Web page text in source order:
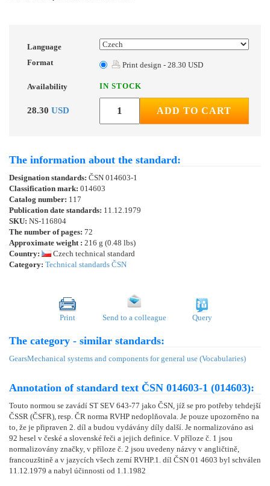
Language
Format
Print design - 28.30 USD
Availability IN STOCK
28.30 USD ADD TO CART
The information about the standard:
Designation standards: ČSN 014603-1
Classification mark: 014603
Catalog number: 117
Publication date standards: 11.12.1979
SKU: NS-116804
The number of pages: 72
Approximate weight : 216 g (0.48 lbs)
Country:
Czech technical standard
Category: Technical standards ČSN
Print Send to a colleague Query
The category - similar standards:
GearsMechanical systems and components for general use (Vocabularies)
Annotation of standard text ČSN 014603-1 (014603):
Touto normou se zavádí ST SEV 643-77 jako ČSN, jíž se pro potřeby tehdejší
ČSSR (ČSFR), resp. ČR norma RVHP nedoplňovala. Je pouze upozorněno na
to, že je připraven 2. díl a budou vydávány díly další. Je normalizováno asi
92 hesel v české a slovenské řeči a jejich definice. V příloze č. 1 jsou
normalizovány značky, v příloze č. 2 jsou uvedeny názvy v angličtině,
francouzštině a v jazycích všech zemí RVHP.1. díl ČSN 01 4603 byl schválen
11.12.1979 a nabyl účinnosti od 1.1.1982